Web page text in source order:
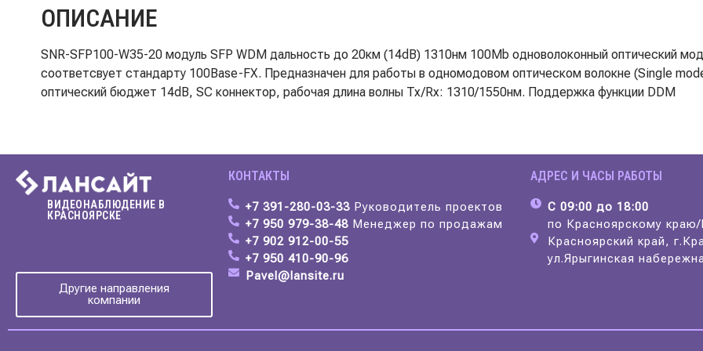
ОПИСАНИЕ
SNR-SFP100-W35-20 модуль SFP WDM дальность до 20км (14dB) 1310нм 100Mb одноволоконный оптический
соответсвует стандарту 100Base-FX. Предназначен для работы в одномодовом оптическом волокне (Single
оптический бюджет 14dB, SC коннектор, рабочая длина волны Tx/Rx: 1310/1550нм. Поддержка функции DDM
ВИДЕОНАБЛЮДЕНИЕ В
КРАСНОЯРСКЕ
Другие направления
компании
КОНТАКТЫ
+7 391-280-03-33 Руководитель проектов
+7 950 979-38-48 Менеджер по продажам
+7 902 912-00-55
+7 950 410-90-96
Pavel@lansite.ru
АДРЕС И ЧАСЫ РАБОТЫ
С 09:00 до 18:00
по Красноярскому
Красноярский край,
ул.Ярыгинская